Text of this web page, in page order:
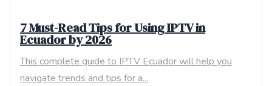
7 Must-Read Tips for Using IPTV in
Ecuador by 2026
This complete guide to IPTV Ecuador will help you
navigate trends and tips for a...